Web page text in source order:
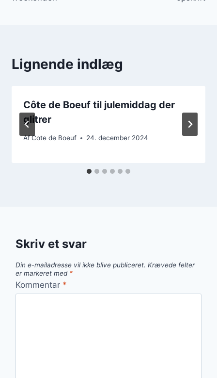
Lignende indlæg
Côte de Boeuf til julemiddag der
glitrer
AfCote de Boeuf 24. december 2024
Skriv et svar
Din e-mailadresse vil ikke blive publiceret. Krævede felter
er markeret med *
Kommentar *